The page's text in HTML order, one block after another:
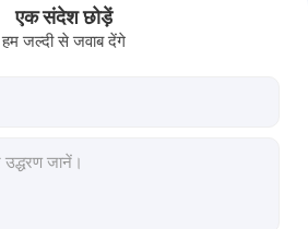
एक संदेश छोड़ें
हम जल्दी से जवाब देंगे